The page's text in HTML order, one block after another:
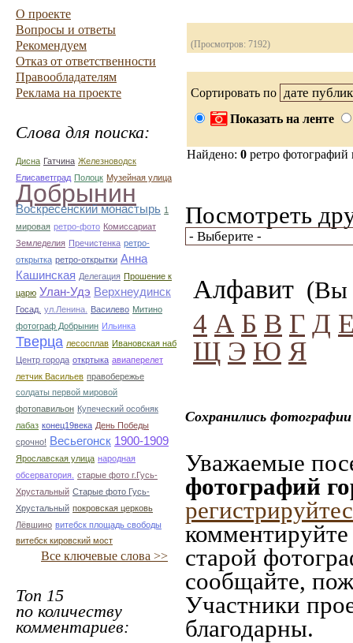
О проекте
Вопросы и ответы
Рекомендуем
Отказ от ответственности
Правообладателям
Реклама на проекте
Слова для поиска:
Дисна Гатчина Железноводск
Елисаветград Полоцк Музейная улица
Добрынин
Воскресенский монастырь 1
мировая ретро-фото Комиссариат
Земледелия Пречистенка ретро-
открытка ретро-открытки Анна
Кашинская Делегация Прошение к
царю Улан-Удэ Верхнеудинск
Госад. ул.Ленина. Василево Митино
фотограф Добрынин Ильинка
Тверца лесосплав Ивановская наб
Центр города откртыка авиаперелет
летчик Васильев правобережье
солдаты первой мировой
фотопавильон Купеческий особняк
лабаз конец19века День Победы
срочно! Весьегонск 1900-1909
Ярославская улица народная
обсерватория. старые фото г.Гусь-
Хрустальный Старые фото Гусь-
Хрустальный покровская церковь
Лёвшино витебск площадь свободы
витебск кировский мост
Все ключевые слова >>
Топ 15
по количеству
комментариев:
(Просмотров: 7192)
Сортировать по
Показать на ленте
Найдено: 0 ретро
Посмотреть
Алфавит (Вы
4 А Б В Г Д
Щ Э Ю Я
Сохранились
Уважаемые
фотографий
старой
сообщайте,
Участники
благодарны.